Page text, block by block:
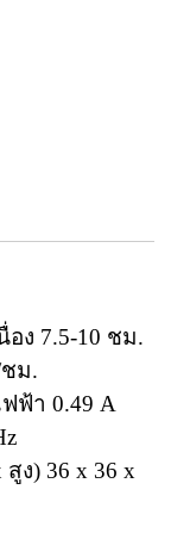
อง 7.5-10 ชม.
ม.
ฟ้า 0.49 A
ง) 36 x 36 x